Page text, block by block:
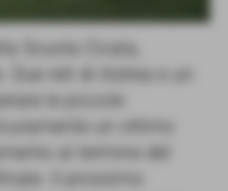
Scuola Cicala,
reti di Astrea e un
le piccole
un ottimo
al termine del
Il prossimo